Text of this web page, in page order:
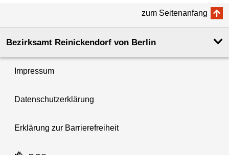
zum Seitenanfang
Bezirksamt Reinickendorf von Berlin
Impressum
Datenschutzerklärung
Erklärung zur Barrierefreiheit